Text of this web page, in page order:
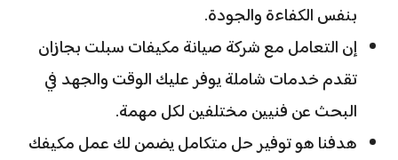
بنفس الكفاءة والجودة.
إن التعامل مع شركة صيانة مكيفات سبلت بجازان
تقدم خدمات شاملة يوفر عليك الوقت والجهد في
البحث عن فنيين مختلفين لكل مهمة.
هدفنا هو توفير حل متكامل يضمن لك عمل مكيفك